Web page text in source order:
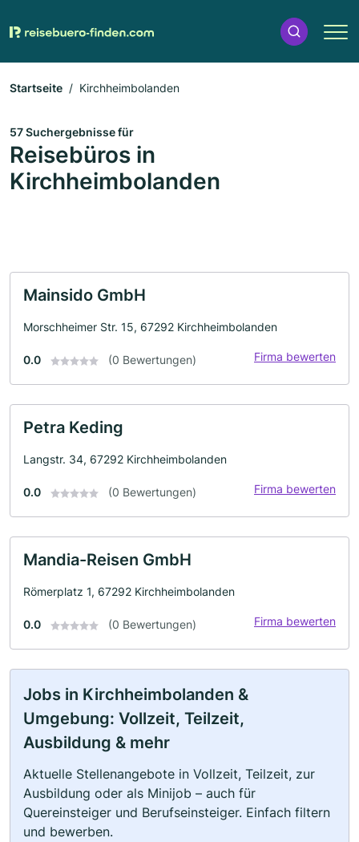
Startseite Kirchheimbolanden
57 Suchergebnisse für
Reisebüros in
Kirchheimbolanden
Mainsido GmbH
Morschheimer Str. 15, 67292 Kirchheimbolanden
0.0 (0 Bewertungen) Firma bewerten
Petra Keding
Langstr. 34, 67292 Kirchheimbolanden
0.0 (0 Bewertungen) Firma bewerten
Mandia-Reisen GmbH
Römerplatz 1, 67292 Kirchheimbolanden
0.0 (0 Bewertungen) Firma bewerten
Jobs in Kirchheimbolanden &
Umgebung: Vollzeit, Teilzeit,
Ausbildung & mehr
Aktuelle Stellenangebote in Vollzeit, Teilzeit, zur
Ausbildung oder als Minijob – auch für
Quereinsteiger und Berufseinsteiger. Einfach filtern
und bewerben.